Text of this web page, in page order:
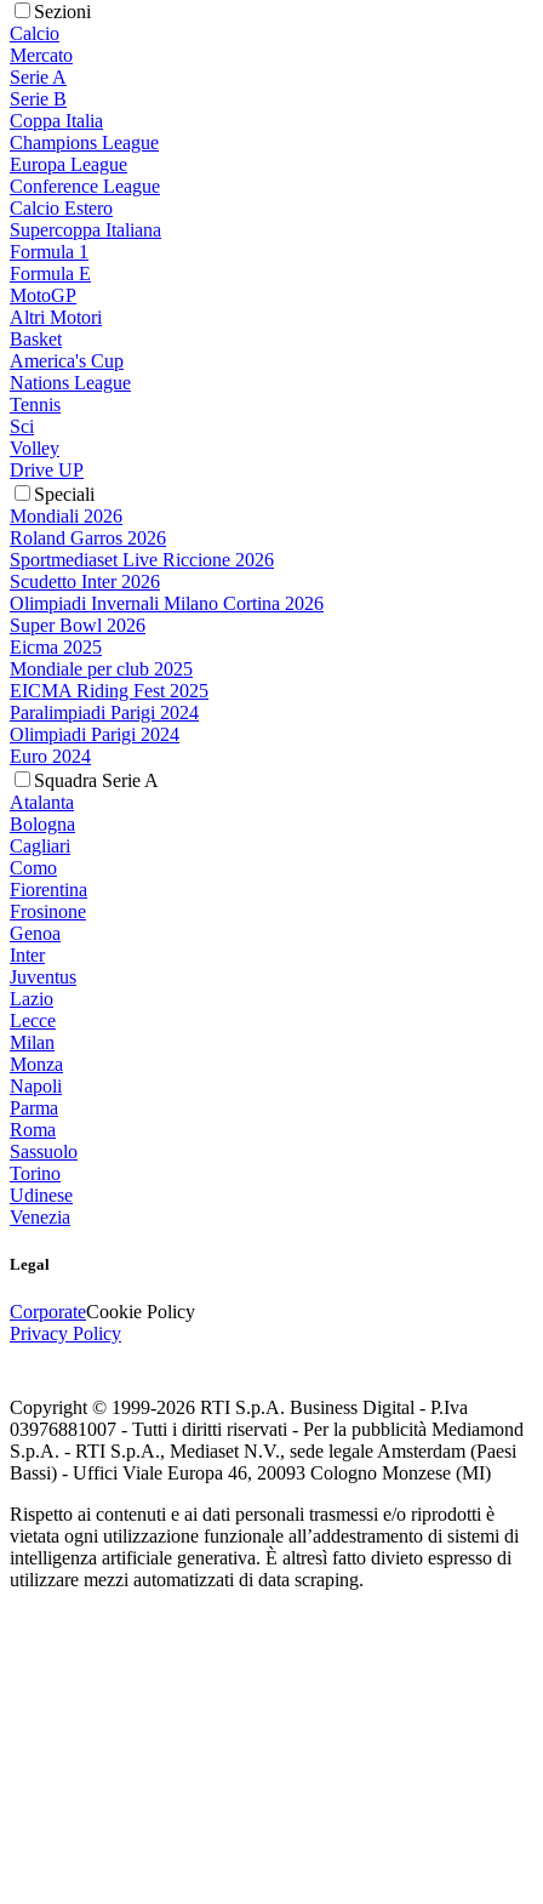
Sezioni
Calcio
Mercato
Serie A
Serie B
Coppa Italia
Champions League
Europa League
Conference League
Calcio Estero
Supercoppa Italiana
Formula 1
Formula E
MotoGP
Altri Motori
Basket
America's Cup
Nations League
Tennis
Sci
Volley
Drive UP
Speciali
Mondiali 2026
Roland Garros 2026
Sportmediaset Live Riccione 2026
Scudetto Inter 2026
Olimpiadi Invernali Milano Cortina 2026
Super Bowl 2026
Eicma 2025
Mondiale per club 2025
EICMA Riding Fest 2025
Paralimpiadi Parigi 2024
Olimpiadi Parigi 2024
Euro 2024
Squadra Serie A
Atalanta
Bologna
Cagliari
Como
Fiorentina
Frosinone
Genoa
Inter
Juventus
Lazio
Lecce
Milan
Monza
Napoli
Parma
Roma
Sassuolo
Torino
Udinese
Venezia
Legal
CorporateCookie Policy
Privacy Policy
Copyright © 1999-2026 RTI S.p.A. Business Digital - P.Iva
03976881007 - Tutti i diritti riservati - Per la pubblicità Mediamond
S.p.A. - RTI S.p.A., Mediaset N.V., sede legale Amsterdam (Paesi
Bassi) - Uffici Viale Europa 46, 20093 Cologno Monzese (MI)
Rispetto ai contenuti e ai dati personali trasmessi e/o riprodotti è
vietata ogni utilizzazione funzionale all’addestramento di sistemi di
intelligenza artificiale generativa. È altresì fatto divieto espresso di
utilizzare mezzi automatizzati di data scraping.